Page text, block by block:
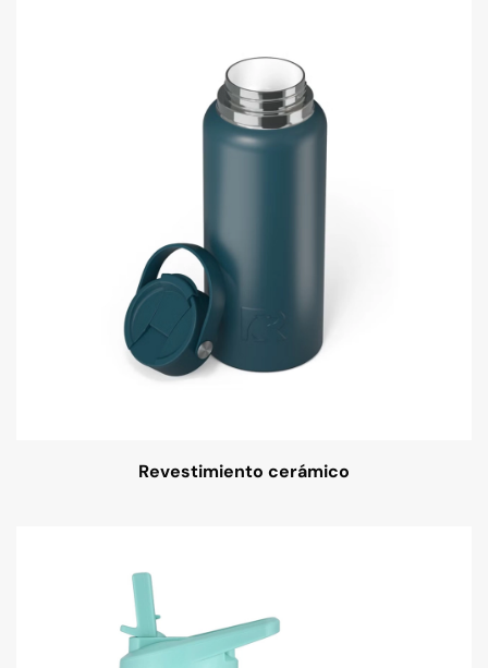
Revestimiento cerámico